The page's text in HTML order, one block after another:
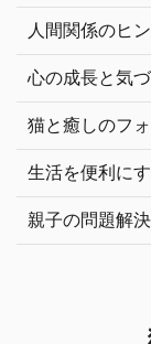
人間関係のヒ
心の成長と気
猫と癒しのフ
生活を便利に
親子の問題解